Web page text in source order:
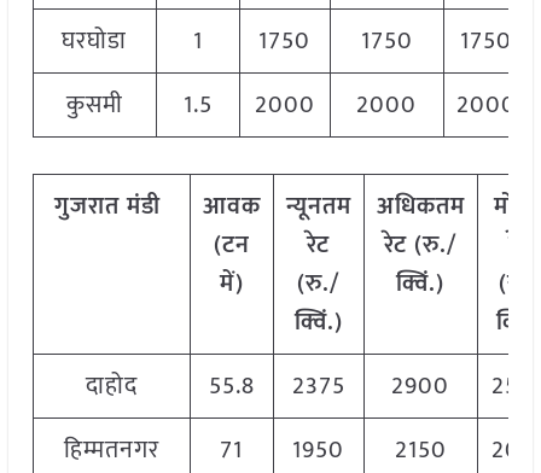
घरघोडा
1 1750 1750
1750
कुसमी
1.5 2000 2000 2000
गुजरातमंडी
आवक
(टन
में)
न्यूनतम
रेट
(रु./
क्विं.)
अधिकतम
रेट (रु./
क्विं.)
(रु./
दाहोद
55.8 2375 2900
हिम्मतनगर
71 1950 2150